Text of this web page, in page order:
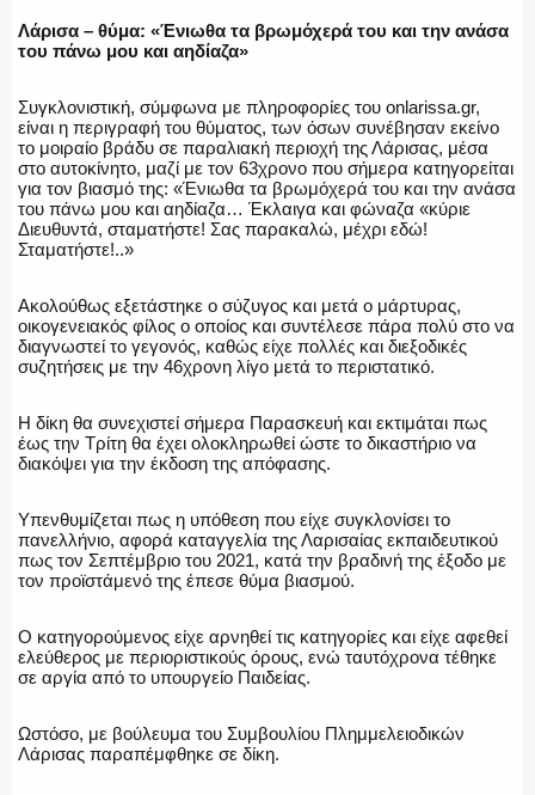
ΟΠΛΑ/ΕΞΟΠΛΙΣΜΟΣ
ΟΜΑΔΕΣ ΕΛ.ΑΣ.
Λάρισα – θύμα: «Ένιωθα τα βρωμόχερά του και την ανάσα
του πάνω μου και αηδίαζα»
Συγκλονιστική, σύμφωνα με πληροφορίες του onlarissa.gr,
είναι η περιγραφή του θύματος, των όσων συνέβησαν εκείνο
το μοιραίο βράδυ σε παραλιακή περιοχή της Λάρισας, μέσα
στο αυτοκίνητο, μαζί με τον 63χρονο που σήμερα κατηγορείται
για τον βιασμό της: «Ένιωθα τα βρωμόχερά του και την ανάσα
του πάνω μου και αηδίαζα… Έκλαιγα και φώναζα «κύριε
Διευθυντά, σταματήστε! Σας παρακαλώ, μέχρι εδώ!
Σταματήστε!..»
Ακολούθως εξετάστηκε ο σύζυγος και μετά ο μάρτυρας,
οικογενειακός φίλος ο οποίος και συντέλεσε πάρα πολύ στο να
διαγνωστεί το γεγονός, καθώς είχε πολλές και διεξοδικές
συζητήσεις με την 46χρονη λίγο μετά το περιστατικό.
Η δίκη θα συνεχιστεί σήμερα Παρασκευή και εκτιμάται πως
έως την Τρίτη θα έχει ολοκληρωθεί ώστε το δικαστήριο να
διακόψει για την έκδοση της απόφασης.
Υπενθυμίζεται πως η υπόθεση που είχε συγκλονίσει το
πανελλήνιο, αφορά καταγγελία της Λαρισαίας εκπαιδευτικού
πως τον Σεπτέμβριο του 2021, κατά την βραδινή της έξοδο με
τον προϊστάμενό της έπεσε θύμα βιασμού.
Ο κατηγορούμενος είχε αρνηθεί τις κατηγορίες και είχε αφεθεί
ελεύθερος με περιοριστικούς όρους, ενώ ταυτόχρονα τέθηκε
σε αργία από το υπουργείο Παιδείας.
Ωστόσο, με βούλευμα του Συμβουλίου Πλημμελειοδικών
Λάρισας παραπέμφθηκε σε δίκη.